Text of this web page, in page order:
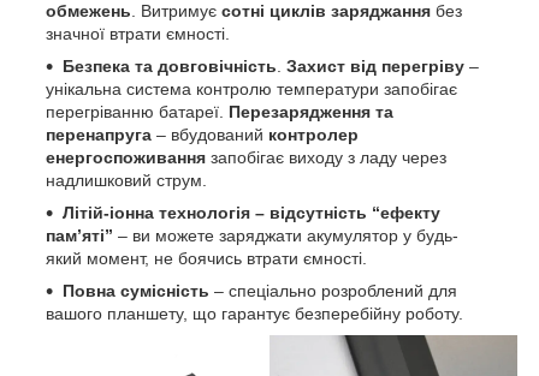
обмежень . Витримує сотні циклів заряджання без
значної втрати ємності.
Безпека та довговічність Захист від перегріву –
унікальна система контролю температури запобігає
перегріванню батареї. Перезарядження та
перенапруга – вбудований контролер
енергоспоживання запобігає виходу з ладу через
надлишковий струм.
Літій-іонна технологія – відсутність “ефекту
пам’яті” – ви можете заряджати акумулятор у будь-
який момент, не боячись втрати ємності.
Повна сумісність – спеціально розроблений для
вашого планшету, що гарантує безперебійну роботу.